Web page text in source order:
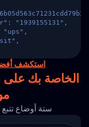
"1939155131",
"ups",
"United
2,
03-08 04: 22: 00",
"Departed
استكشف
تتبع طرود TNT UK الخاصة بك على
ستة أوضاع